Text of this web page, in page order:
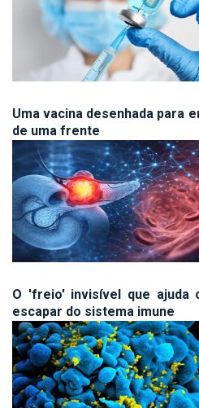
Uma vacina desenhada para
de uma frente
O 'freio' invisível que ajuda
escapar do sistema imune